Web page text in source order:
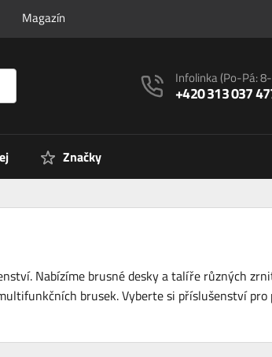
Magazín
Infolinka(Po-Pá:
+420 313 037
Značky
Nabízíme brusné desky a talíře různých
brusek. Vyberte si příslušenství